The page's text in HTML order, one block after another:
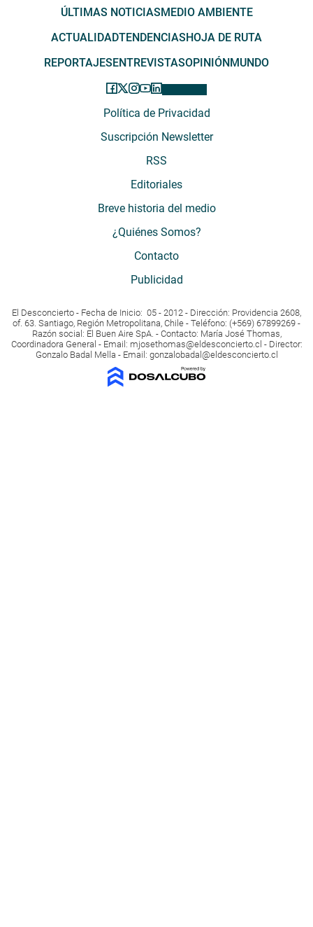
ÚLTIMAS NOTICIAS MEDIO AMBIENTE
ACTUALIDADTENDENCIAS HOJA DE RUTA
REPORTAJES ENTREVISTASOPINIÓN MUNDO
Política de Privacidad
Suscripción Newsletter
RSS
Editoriales
Breve historia del medio
¿Quiénes Somos?
Contacto
Publicidad
El Desconcierto - Fecha de Inicio: 05 - 2012 - Dirección: Providencia 2608,
of. 63. Santiago, Región Metropolitana, Chile - Teléfono: (+569) 67899269 -
Razón social: El Buen Aire SpA. - Contacto: María José Thomas,
Coordinadora General - Email: mjosethomas@eldesconcierto.cl - Director:
Gonzalo Badal Mella - Email: gonzalobadal@eldesconcierto.cl